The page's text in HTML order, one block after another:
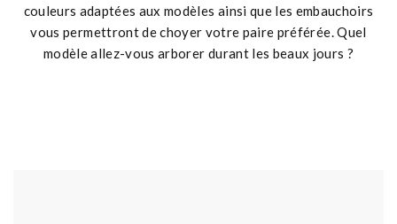
couleurs adaptées aux modèles ainsi que les embauchoirs
vous permettront de choyer votre paire préférée. Quel
modèle allez-vous arborer durant les beaux jours ?